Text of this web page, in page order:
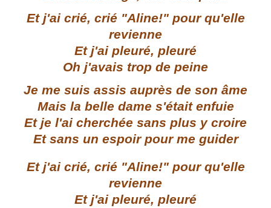
Et j'ai crié, crié "Aline!" pour qu'elle
revienne
Et j'ai pleuré, pleuré
Oh j'avais trop de peine
Je me suis assis auprès de son âme
Mais la belle dame s'était enfuie
Et je l'ai cherchée sans plus y croire
Et sans un espoir pour me guider
Et j'ai crié, crié "Aline!" pour qu'elle
revienne
Et j'ai pleuré, pleuré